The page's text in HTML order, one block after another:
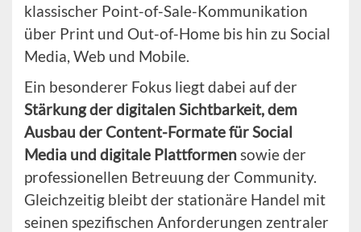
klassischer Point-of-Sale-Kommunikation
über Print und Out-of-Home bis hin zu Social
Media, Web und Mobile.
Ein besonderer Fokus liegt dabei auf der
Stärkung der digitalen Sichtbarkeit, dem
Ausbau der Content-Formate für Social
Media und digitale Plattformensowie der
professionellen Betreuung der Community.
Gleichzeitig bleibt der stationäre Handel mit
seinen spezifischen Anforderungen zentraler